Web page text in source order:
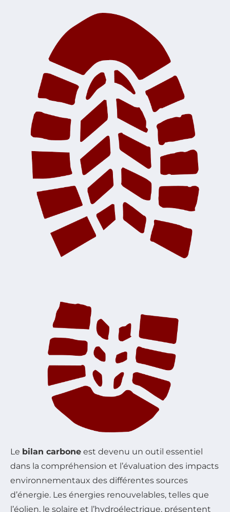
Le bilan carbone est devenu un outil essentiel
dans la compréhension et l’évaluation des impacts
environnementaux des différentes sources
d’énergie. Les énergies renouvelables, telles que
l’éolien, le solaire et l’hydroélectrique, présentent